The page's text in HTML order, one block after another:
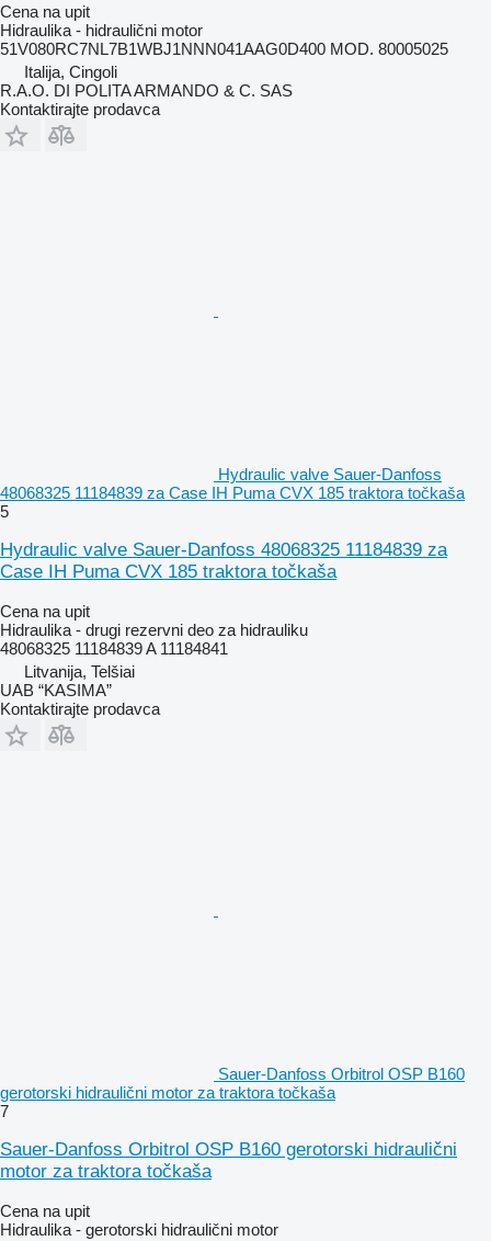
Cena na upit
Hidraulika - hidraulični motor
51V080RC7NL7B1WBJ1NNN041AAG0D400 MOD. 80005025
Italija, Cingoli
R.A.O. DI POLITA ARMANDO & C. SAS
Kontaktirajte prodavca
Hydraulic valve Sauer-Danfoss
48068325 11184839 za Case IH Puma CVX 185 traktora točkaša
5
Hydraulic valve Sauer-Danfoss 48068325 11184839 za
Case IH Puma CVX 185 traktora točkaša
Cena na upit
Hidraulika - drugi rezervni deo za hidrauliku
48068325 11184839 A 11184841
Litvanija, Telšiai
UAB “KASIMA”
Kontaktirajte prodavca
Sauer-Danfoss Orbitrol OSP B160
gerotorski hidraulični motor za traktora točkaša
7
Sauer-Danfoss Orbitrol OSP B160 gerotorski hidraulični
motor za traktora točkaša
Cena na upit
Hidraulika - gerotorski hidraulični motor